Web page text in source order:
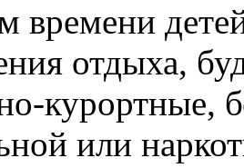
времени
отдыха,
курортные,
или